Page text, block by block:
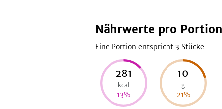
Nährwerte pro Portion
Eine Portion entspricht 3 Stücke
281
kcal
13%
10
g
21%